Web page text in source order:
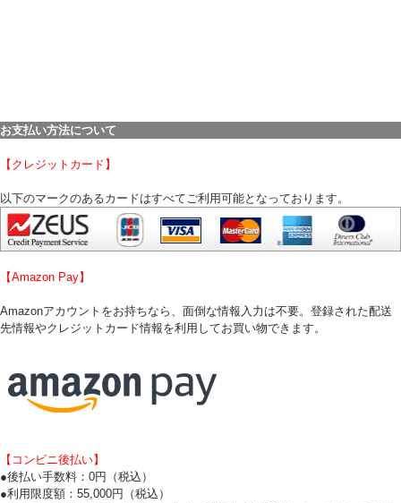
お支払い方法について
【クレジットカード】
以下のマークのあるカードはすべてご利用可能となっております。
【Amazon Pay】
Amazonアカウントをお持ちなら、面倒な情報入力は不要。登録された配送
先情報やクレジットカード情報を利用してお買い物できます。
【コンビニ後払い】
●後払い手数料：0円（税込）
●利用限度額：55,000円（税込）